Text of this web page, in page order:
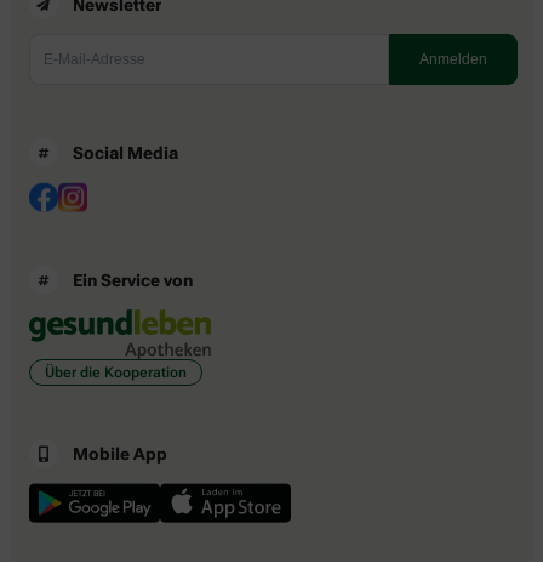
Newsletter
Social Media
Ein Service von
Über die Kooperation
Mobile App